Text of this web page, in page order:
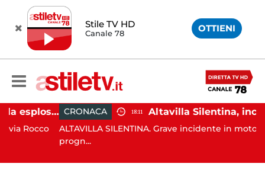
Stile TV HD
Canale 78 OTTIENI
Salerno, colpi di pistola esplosi a Pastena: paura tra i residenti CRONACA 18:11
ALTAVILLA SILENTINA. Grave incidente in moto:
progn...